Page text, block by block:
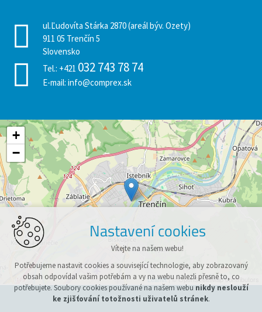
ul.Ľudovíta Stárka 2870 (areál býv. Ozety)
911 05 Trenčín 5
Slovensko
Tel.: +421 032 743 78 74
E-mail: info@comprex.sk
+
−
Leaflet| © OpenStreetMap contributors
Nastavení cookies
Vítejte na našem webu!
Potřebujeme nastavit cookies a související technologie, aby zobrazovaný
obsah odpovídal vašim potřebám a vy na webu nalezli přesně to, co
potřebujete. Soubory cookies používané na našem webu nikdy neslouží
ke zjišťování totožnosti uživatelů stránek.